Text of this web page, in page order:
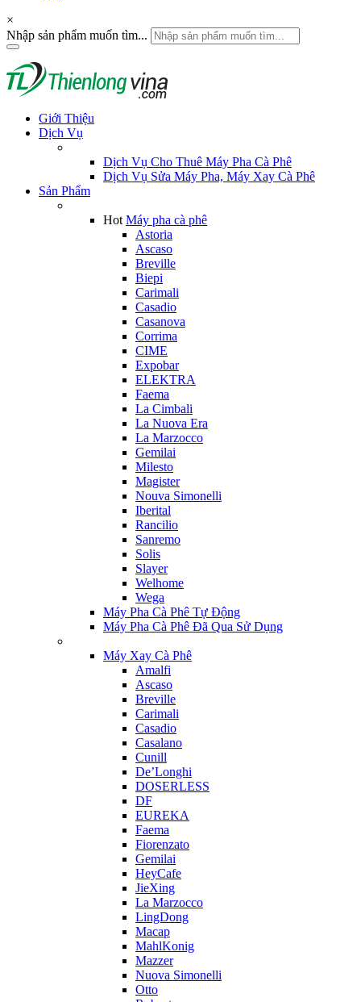
×
Nhập sản phẩm muốn tìm...
Giới Thiệu
Dịch Vụ
Dịch Vụ Cho Thuê Máy Pha Cà Phê
Dịch Vụ Sửa Máy Pha, Máy Xay Cà Phê
Sản Phẩm
Hot Máy pha cà phê
Astoria
Ascaso
Breville
Biepi
Carimali
Casadio
Casanova
Corrima
CIME
Expobar
ELEKTRA
Faema
La Cimbali
La Nuova Era
La Marzocco
Gemilai
Milesto
Magister
Nouva Simonelli
Iberital
Rancilio
Sanremo
Solis
Slayer
Welhome
Wega
Máy Pha Cà Phê Tự Động
Máy Pha Cà Phê Đã Qua Sử Dụng
Máy Xay Cà Phê
Amalfi
Ascaso
Breville
Carimali
Casadio
Casalano
Cunill
De’Longhi
DOSERLESS
DF
EUREKA
Faema
Fiorenzato
Gemilai
HeyCafe
JieXing
La Marzocco
LingDong
Macap
MahlKonig
Mazzer
Nuova Simonelli
Otto